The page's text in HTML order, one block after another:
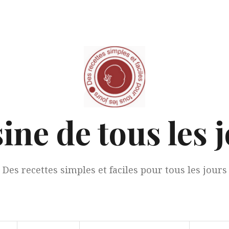
de tous les
Des recettes simples et faciles pour tous les jours